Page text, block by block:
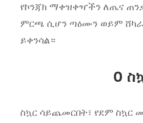
የኮንጃክ ማቀዝቀዣችን ለጤና
ምርጫ ሲሆን ጣዕሙን ወይም
ይቀንሳል።
0
ስኳር ሳይጨመርበት፣ የደም